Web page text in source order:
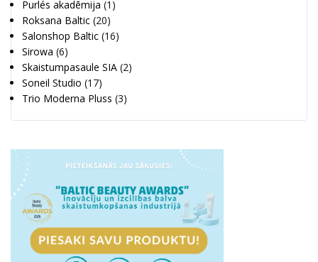
Purlés akadēmija (1)
Roksana Baltic (20)
Salonshop Baltic (16)
Sirowa (6)
Skaistumpasaule SIA (2)
Soneil Studio (17)
Trio Moderna Pluss (3)